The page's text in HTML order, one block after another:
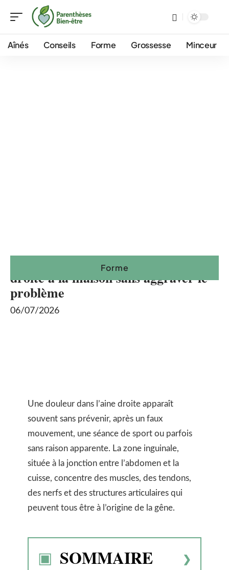
Aînés Conseils Forme Grossesse Minceur
Forme
Soulager une douleur dans l’aine
droite à la maison sans aggraver le
problème
06/07/2026
Une douleur dans l’aine droite apparaît
souvent sans prévenir, après un faux
mouvement, une séance de sport ou parfois
sans raison apparente. La zone inguinale,
située à la jonction entre l’abdomen et la
cuisse, concentre des muscles, des tendons,
des nerfs et des structures articulaires qui
peuvent tous être à l’origine de la gêne.
SOMMAIRE